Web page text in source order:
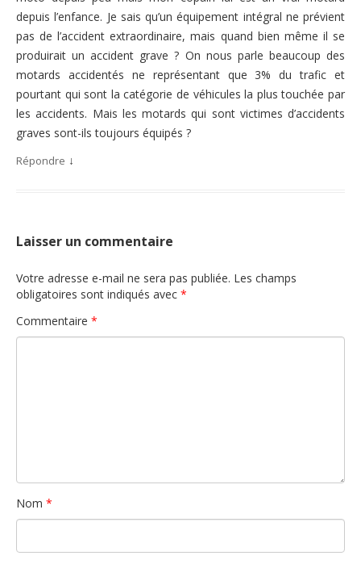
depuis l’enfance. Je sais qu’un équipement intégral ne prévient
pas de l’accident extraordinaire, mais quand bien même il se
produirait un accident grave ? On nous parle beaucoup des
motards accidentés ne représentant que 3% du trafic et
pourtant qui sont la catégorie de véhicules la plus touchée par
les accidents. Mais les motards qui sont victimes d’accidents
graves sont-ils toujours équipés ?
Répondre ↓
Laisser un commentaire
Votre adresse e-mail ne sera pas publiée. Les champs
obligatoires sont indiqués avec *
Commentaire *
Nom *